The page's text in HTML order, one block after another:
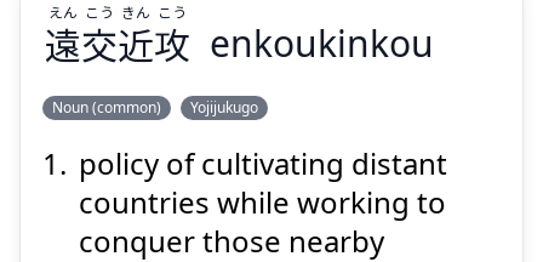
Suspend
遠
交
近
攻
えん
こう
きん
こう
遠交近攻
えん こう きん こう
enkoukinkou
Noun (common) Yojijukugo
policy of cultivating distant
countries while working to
conquer those nearby